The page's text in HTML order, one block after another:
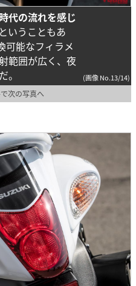
代の流れを感じ
いうこともあ
可能なフィラメ
範囲が広く、夜
。
(画像 No.13/14)
次の写真へ